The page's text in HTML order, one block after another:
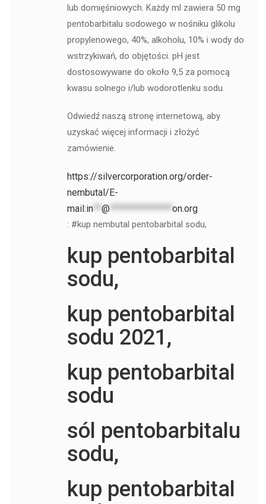
lub domięśniowych. Każdy ml zawiera 50 mg
pentobarbitalu sodowego w nośniku glikolu
propylenowego, 40%, alkoholu, 10% i wody do
wstrzykiwań, do objętości. pH jest
dostosowywane do około 9,5 za pomocą
kwasu solnego i/lub wodorotlenku sodu.
Odwiedź naszą stronę internetową, aby
uzyskać więcej informacji i złożyć
zamówienie.
https://silvercorporation.org/order-
nembutal/E-
mail:in**@***************on.org
: #kup nembutal pentobarbital sodu,
kup pentobarbital
sodu,
kup pentobarbital
sodu 2021,
kup pentobarbital
sodu
sól pentobarbitalu
sodu,
kup pentobarbital